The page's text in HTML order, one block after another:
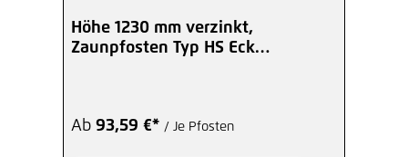
Höhe 1230 mm verzinkt,
Zaunpfosten Typ HS Eck
Ab 93,59 €* / Je Pfosten